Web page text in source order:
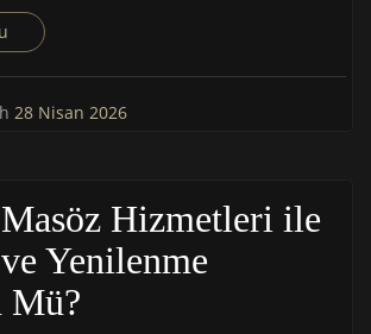
28 Nisan 2026
Hizmetleri ile
Yenilenme
Mü?